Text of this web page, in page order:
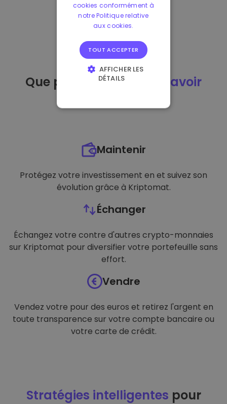
Que puis-je faire
après avoir
Maintenir
Protégez votre investissement en et suivez son
évolution grâce à Kriptomat.
Échanger
Échangez votre contre d'autres crypto-monnaies
sur Kriptomat pour diversifier votre portefeuille sans
effort.
Vendre
Vendez votre pour des euros et retirez l'argent en
toute transparence sur votre compte bancaire ou
votre carte de crédit.
Stratégies intelligentes pour
cookies conformément à
notre Politique relative
aux cookies.
TOUT ACCEPTER
AFFICHER LES
DÉTAILS
FONCTIONNALITÉ